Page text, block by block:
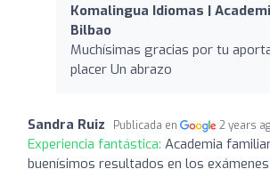
Komalingua Idiomas |
Bilbao
Muchísimas gracias por tu
placer Un abrazo
Sandra Ruiz Publicada en 2 years
Experiencia fantástica: Academia
buenísimos resultados en los